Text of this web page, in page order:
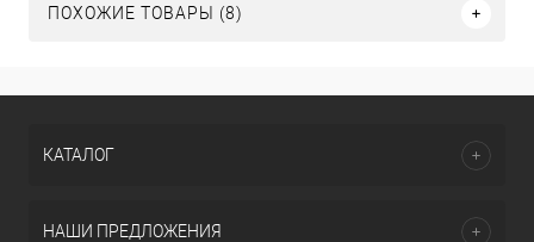
ПОХОЖИЕ ТОВАРЫ (8)
КАТАЛОГ
НАШИ ПРЕДЛОЖЕНИЯ